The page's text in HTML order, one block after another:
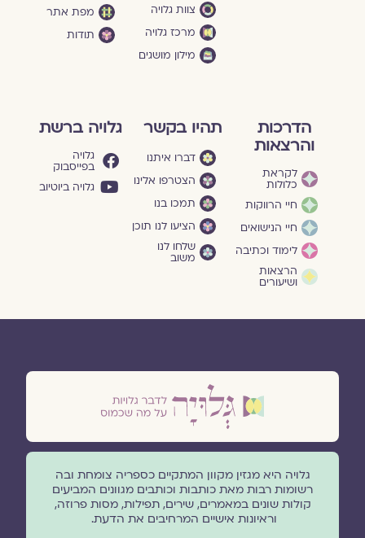
צוות גלויה
מרכז גלויה
מילון מושגים
מפת אתר
תודות
הדרכות
והרצאות
לקראת
כלולות
חיי הרווקות
חיי הנישואים
לימוד וכתיבה
הרצאות
ושיעורים
תהיו בקשר
דברו איתנו
הצטרפו אלינו
תמכו בנו
הציעו לנו תוכן
שלחו לנו
משוב
גלויה ברשת
גלויה
בפייסבוק
גלויה ביוטיוב
גלויה היא מגזין מקוון המתקיים כספריה צומחת ובה
רשומות רבות מאת כותבות וכותבים מגוונים המביעים
קולות שונים במאמרים, שירים, תפילות, מסות פרוזה,
וראיונות אישיים המרחיבים את הדעת.